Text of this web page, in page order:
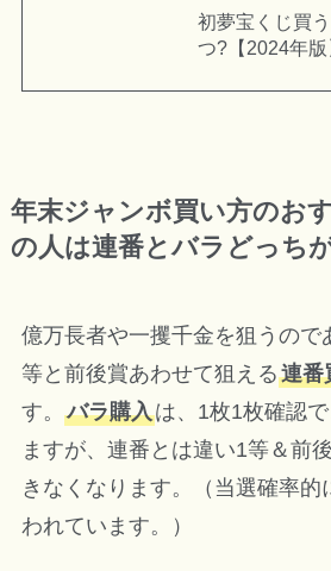
初夢宝くじ買
つ?【2024年版
年末ジャンボ買い方のお
の人は連番とバラどっち
億万長者や一攫千金を狙うので
等と前後賞あわせて狙える連番
す。 バラ購入は、1枚1枚確認
ますが、連番とは違い1等＆前
きなくなります。（当選確率的
われています。）